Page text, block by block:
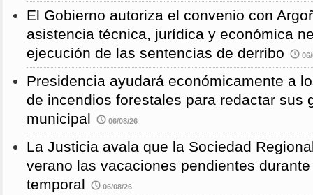
El Gobierno autoriza el convenio con
asistencia técnica, jurídica y económica
ejecución de las sentencias de derribo
Presidencia ayudará económicamente a
de incendios forestales para redactar sus
municipal
06/08/26
La Justicia avala que la Sociedad
verano las vacaciones pendientes
temporal
06/08/26